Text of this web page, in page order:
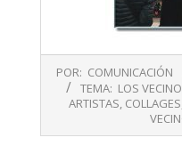
11-
POR: COMUNICACIÓN
TEMA: LOS
ARTISTAS, COLLAGES